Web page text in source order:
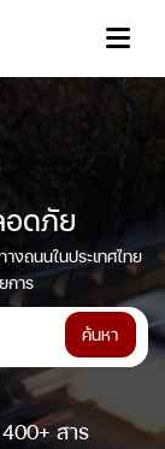
อดภัย
งถนนในประเทศไทย
การ
ค้นหา
400+ สาร